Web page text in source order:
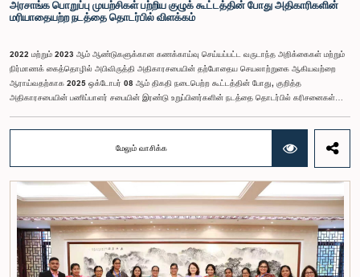
அரசாங்க பொறுப்பு முயற்சிகள் பற்றிய குழுக் கூட்டத்தின் போது அதிகாரிகளின்
மரியாதையற்ற நடத்தை தொடர்பில் விளக்கம்
2022 மற்றும் 2023 ஆம் ஆண்டுகளுக்கான கணக்காய்வு செய்யப்பட்ட வருடாந்த அறிக்கைகள் மற்றும்
நிர்மாணக் கைத்தொழில் அபிவிருத்தி அதிகாரசபையின் தற்போதைய செயலாற்றுகை ஆகியவற்றை
ஆராய்வதற்காக 2025 ஒக்டோபர் 08 ஆம் திகதி நடைபெற்ற கூட்டத்தின் போது, குறித்த
அதிகாரசபையின் பணிப்பாளர் சபையின் இரண்டு உறுப்பினர்களின் நடத்தை தொடர்பில் கரிசனைகள்
இக்கூட்டத்தில் கலந்துகொண்டார் என்பதைக் குழு அவதானித்தது. மேலும், தாபிக்கப்பட்ட பாராளுமன்ற
நடைமுறை மற்றும் ஒழுங்குமுறைகளுக்கு முரணான வகையில், தவிசாளரின் முன் அனுமதியைப்
பெறாமலேயே இரு அதிகாரிகளும் குழுவின் நடவடிக்கைகளிலிருந்து வெளியேறினர். இச்சம்பவங்களைத்
தொடர்ந்து, அரசாங்க பொறுப்பு முயற்சிகள் பற்றிய குழுவின் கௌரவ தவிசாளரினால் எழுப்பப்பட்ட
சிறப்புரிமைப் பிரச்சினையினையடுத்து, பாராளுமன்றத்தை அவமதித்தமை தொடர்பான
குற்றச்சாட்டுகளின் பேரில் இரு அதிகாரிகளும் 2026 பெப்ரவரி 17 ஆம் திகதி ஒழுக்கநெறிகள் மற்றும்
சிறப்புரிமைகள் பற்றிய குழுவின் முன்னிலையில் ஆஜராகினர். இந்த நடவடிக்கைகளின் போது, அவர்கள்
தமது நடத்தைக்காக மனப்பூர்வமான மன்னிப்பைக் கோரினர். உரிய பரிசீலனையின் பின்னர்,
அதிகாரிகள் தமது செயல்களின் தீவிரத்தை ஏற்றுக்கொண்டுள்ளார்கள் என்பதையும், பாராளுமன்றக்
மேலும் வாசிக்க